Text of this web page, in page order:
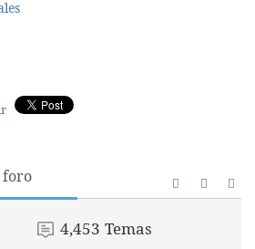
foro
4,453 Temas